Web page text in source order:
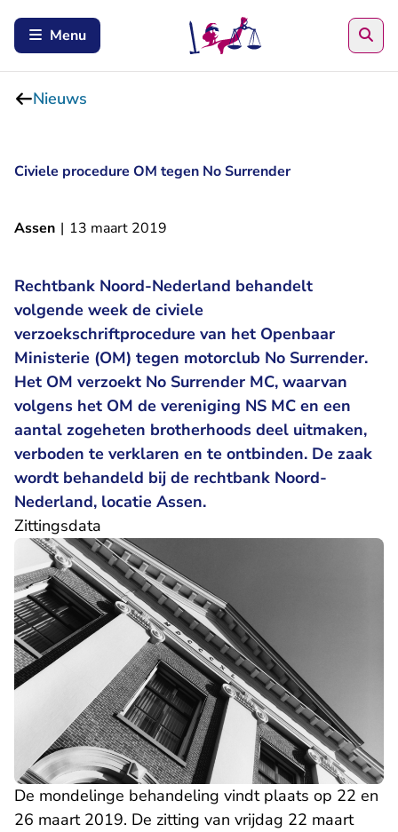
Menu
Nieuws
Civiele procedure OM tegen No Surrender
Assen | 13 maart 2019
Rechtbank Noord-Nederland behandelt
volgende week de civiele
verzoekschriftprocedure van het Openbaar
Ministerie (OM) tegen motorclub No Surrender.
Het OM verzoekt No Surrender MC, waarvan
volgens het OM de vereniging NS MC en een
aantal zogeheten brotherhoods deel uitmaken,
verboden te verklaren en te ontbinden. De zaak
wordt behandeld bij de rechtbank Noord-
Nederland, locatie Assen.
Zittingsdata
De mondelinge behandeling vindt plaats op 22 en
26 maart 2019. De zitting van vrijdag 22 maart